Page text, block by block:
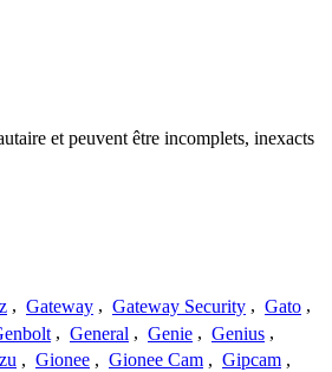
et peuvent être incomplets, inexacts
, Gateway , Gateway Security , Gato ,
, General , Genie , Genius ,
, Gionee , Gionee Cam , Gipcam ,